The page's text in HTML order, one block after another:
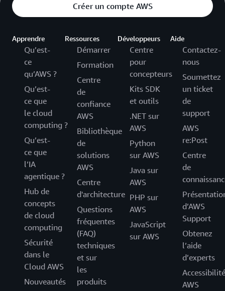
Créer un compte AWS
Apprendre
Qu’est-
ce
qu’AWS ?
Qu’est-
ce que
le cloud
computing ?
Qu’est-
ce que
l’IA
agentique ?
Hub de
concepts
de cloud
computing
Sécurité
dans le
Cloud AWS
Nouveautés
Ressources
Démarrer
Formation
Centre
de
confiance
AWS
Bibliothèque
de
solutions
AWS
Centre
d'architecture
Questions
fréquentes
(FAQ)
techniques
et sur
les
produits
Développeurs
Centre
pour
concepteurs
Kits SDK
et outils
.NET sur
AWS
Python
sur AWS
Java sur
AWS
PHP sur
AWS
JavaScript
sur AWS
Aide
Contactez-
nous
Soumettez
un ticket
de
support
AWS
re:Post
Centre
de
d’AWS
Support
Obtenez
l’aide
d’experts
Accessibilité
AWS